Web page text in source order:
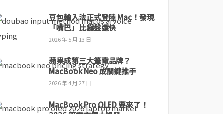
豆包輸入法正式登陸 Mac！發現
「嘴巴」比鍵盤還快
2026 年 5 月 13 日
蘋果成第三大筆電品牌？
MacBook Neo 成關鍵推手
2026 年 4 月 27 日
MacBook Pro OLED 要來了！